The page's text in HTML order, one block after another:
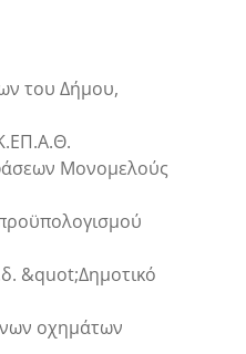
του Δήμου,
Μονομελούς
&quot;Δημοτικό
οχημάτων